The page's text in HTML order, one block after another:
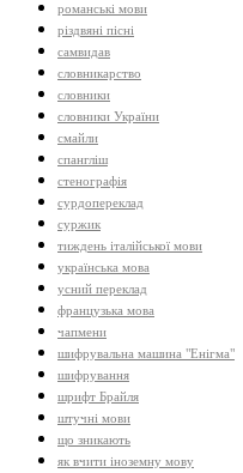
романські мови
різдвяні пісні
самвидав
словникарство
словники
словники України
смайли
спангліш
стенографія
сурдопереклад
суржик
тиждень італійської мови
українська мова
усний переклад
французька мова
чапмени
шифрувальна машина "Енігма"
шифрування
шрифт Брайля
штучні мови
що зникають
як вчити іноземну мову